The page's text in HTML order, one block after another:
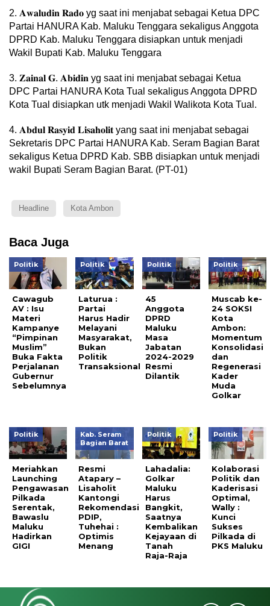
2. 𝐀𝐰𝐚𝐥𝐮𝐝𝐢𝐧 𝐑𝐚𝐝𝐨 yg saat ini menjabat sebagai Ketua DPC
Partai HANURA Kab. Maluku Tenggara sekaligus Anggota
DPRD Kab. Maluku Tenggara disiapkan untuk menjadi
Wakil Bupati Kab. Maluku Tenggara
3. 𝐙𝐚𝐢𝐧𝐚𝐥 𝐆. 𝐀𝐛𝐢𝐝𝐢𝐧 yg saat ini menjabat sebagai Ketua
DPC Partai HANURA Kota Tual sekaligus Anggota DPRD
Kota Tual disiapkan utk menjadi Wakil Walikota Kota Tual.
4. 𝐀𝐛𝐝𝐮𝐥 𝐑𝐚𝐬𝐲𝐢𝐝 𝐋𝐢𝐬𝐚𝐡𝐨𝐥𝐢𝐭 yang saat ini menjabat sebagai
Sekretaris DPC Partai HANURA Kab. Seram Bagian Barat
sekaligus Ketua DPRD Kab. SBB disiapkan untuk menjadi
wakil Bupati Seram Bagian Barat. (PT-01)
Headline Kota Ambon
Baca Juga
Politik
Cawagub
AV : Isu
Materi
Kampanye
“Pimpinan
Muslim”
Buka Fakta
Perjalanan
Gubernur
Sebelumnya
Politik
Laturua :
Partai
Harus Hadir
Melayani
Masyarakat,
Bukan
Politik
Transaksional
Politik
45
Anggota
DPRD
Maluku
Masa
Jabatan
2024-2029
Resmi
Dilantik
Politik
Muscab ke-
24 SOKSI
Kota
Ambon:
Momentum
Konsolidasi
dan
Regenerasi
Kader
Muda
Golkar
Politik
Meriahkan
Launching
Pengawasan
Pilkada
Serentak,
Bawaslu
Maluku
Hadirkan
GIGI
Kab. Seram
Bagian Barat
Resmi
Atapary –
Lisaholit
Kantongi
Rekomendasi
PDIP,
Tuhehai :
Optimis
Menang
Politik
Lahadalia:
Golkar
Maluku
Harus
Bangkit,
Saatnya
Kembalikan
Kejayaan di
Tanah
Raja-Raja
Politik
Kolaborasi
Politik dan
Kaderisasi
Optimal,
Wally :
Kunci
Sukses
Pilkada di
PKS Maluku